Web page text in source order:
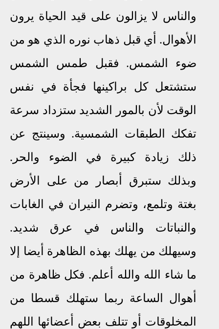
والناس لا يزالون على قيد الحياة يرون
الأهوال. أي قبل ذهاب نوره الذي هو من
ضوء الشمس. فقبل طمس الشمس
ستشتعل كل براكينها فجأة في نفس
الوقت لأن بالمور الشديد ستزداد سرعة
تفكك الطبقات الشمسية. وسينتج عن
ذلك زيادة كبيرة في الضوء والحر .
وبذلك ستبرق أبصار من على الأرض
بغتة وتلمع، وتضرم النيران في الغابات
والنباتات والناس في عرق شديد.
وسيهلك من يهلك بهذه الظاهرة أيضا إلا
ما شاء الله والله أعلم. فكل ظاهرة من
أهوال الساعة ربما ستهلك قسطا من
المخلوقات أو تتلف بعض أعضائها اللهم